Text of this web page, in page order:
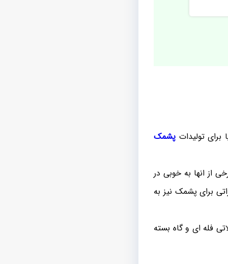
برای تولیدات پشمک
از انها به خوبی در
برای پشمک نیز به
فله ای و گاه بسته